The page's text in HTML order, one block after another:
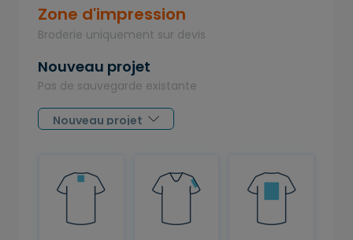
Zone d'impression
Broderie uniquement sur devis
Nouveau projet
Pas de sauvegarde existante